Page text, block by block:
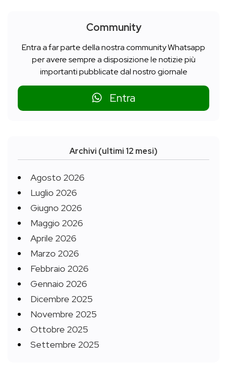
Community
Entra a far parte della nostra community Whatsapp
per avere sempre a disposizione le notizie più
importanti pubblicate dal nostro giornale
Entra
Archivi (ultimi 12 mesi)
Agosto 2026
Luglio 2026
Giugno 2026
Maggio 2026
Aprile 2026
Marzo 2026
Febbraio 2026
Gennaio 2026
Dicembre 2025
Novembre 2025
Ottobre 2025
Settembre 2025